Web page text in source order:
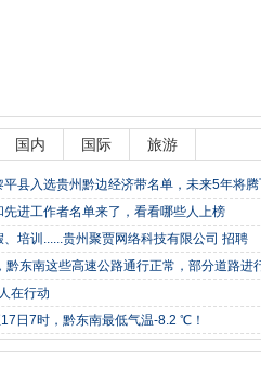
国内 国际 旅游
县入选贵州黔边经济带名单，未来5年将
进工作者名单来了，看看哪些人上榜
培训......贵州聚贾网络科技有限公司 招聘
黔东南这些高速公路通行正常，部分道路进
在行动
17日7时，黔东南最低气温-8.2 ℃！